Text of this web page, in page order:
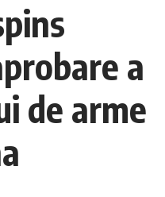
a
de arme